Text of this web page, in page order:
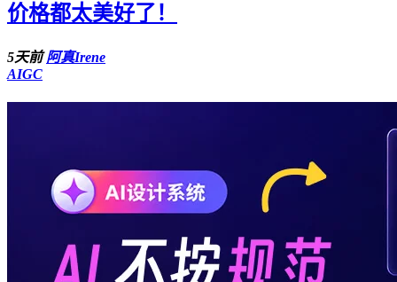
价格都太美好了！
5天前阿真Irene
AIGC